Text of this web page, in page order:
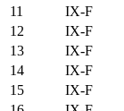
11
IX-F
12
IX-F
13
IX-F
14
IX-F
15
IX-F